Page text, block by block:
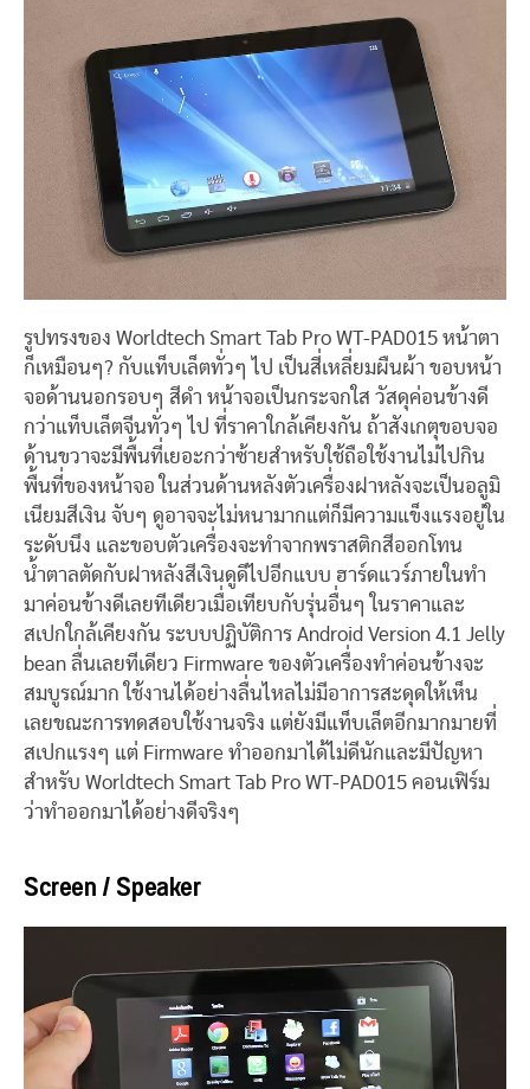
รูปทรงของ Worldtech Smart Tab Pro WT-PAD015 หน้าตา
ก็เหมือนๆ? กับแท็บเล็ตทั่วๆ ไป เป็นสี่เหลี่ยมผืนผ้า ขอบหน้า
จอด้านนอกรอบๆ สีดำ หน้าจอเป็นกระจกใส วัสดุค่อนข้างดี
กว่าแท็บเล็ตจีนทั่วๆ ไป ที่ราคาใกล้เคียงกัน ถ้าสังเกตุขอบจอ
ด้านขวาจะมีพื้นที่เยอะกว่าซ้ายสำหรับใช้ถือใช้งานไม่ไปกิน
พื้นที่ของหน้าจอ ในส่วนด้านหลังตัวเครื่องฝาหลังจะเป็นอลูมิ
เนียมสีเงิน จับๆ ดูอาจจะไม่หนามากแต่ก็มีความแข็งแรงอยู่ใน
ระดับนึง และขอบตัวเครื่องจะทำจากพราสติกสีออกโทน
น้ำตาลตัดกับฝาหลังสีเงินดูดีไปอีกแบบ ฮาร์ดแวร์ภายในทำ
มาค่อนข้างดีเลยทีเดียวเมื่อเทียบกับรุ่นอื่นๆ ในราคาและ
สเปกใกล้เคียงกัน ระบบปฏิบัติการ Android Version 4.1 Jelly
bean ลื่นเลยทีเดียว Firmware ของตัวเครื่องทำค่อนข้างจะ
สมบูรณ์มาก ใช้งานได้อย่างลื่นไหลไม่มีอาการสะดุดให้เห็น
เลยขณะการทดสอบใช้งานจริง แต่ยังมีแท็บเล็ตอีกมากมายที่
สเปกแรงๆ แต่ Firmware ทำออกมาได้ไม่ดีนักและมีปัญหา
สำหรับ Worldtech Smart Tab Pro WT-PAD015 คอนเฟิร์ม
ว่าทำออกมาได้อย่างดีจริงๆ
Screen / Speaker